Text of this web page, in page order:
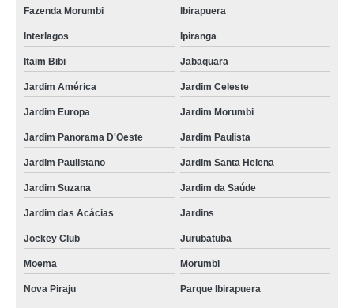
Fazenda Morumbi Ibirapuera
Interlagos Ipiranga
Itaim Bibi Jabaquara
Jardim América Jardim Celeste
Jardim Europa Jardim Morumbi
Jardim Panorama D'Oeste Jardim Paulista
Jardim Paulistano Jardim Santa Helena
Jardim Suzana Jardim da Saúde
Jardim das Acácias Jardins
Jockey Club Jurubatuba
Moema Morumbi
Nova Piraju Parque Ibirapuera